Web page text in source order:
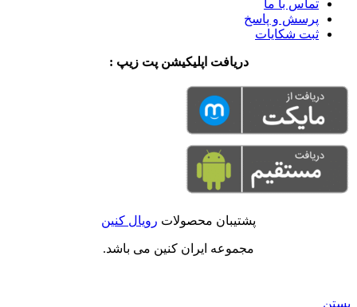
تماس با ما
پرسش و پاسخ
ثبت شکایات
دریافت اپلیکیشن پت زیپ :
پشتیبان محصولات رویال کنین
مجموعه ایران کنین می باشد.
بستن